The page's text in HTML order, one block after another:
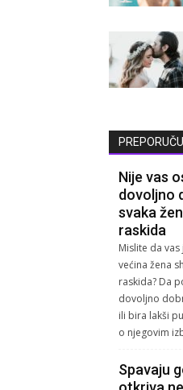
Nije vas
dovoljno
svaka
raskida
Mislite da
većina žena
raskida? Da
dovoljno
ili bira lakši
o njegovim
Spavaju